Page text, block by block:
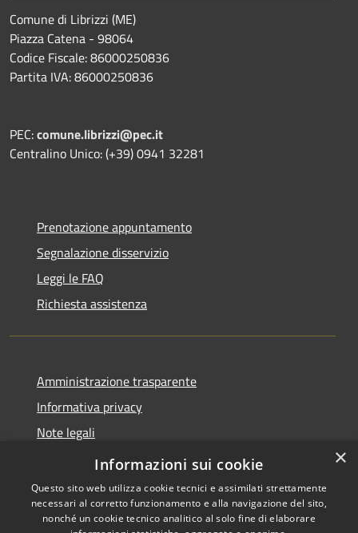
Comune di Librizzi (ME)
Piazza Catena - 98064
Codice Fiscale: 86000250836
Partita IVA: 86000250836
PEC:comune.librizzi@pec.it
Centralino Unico: (+39) 0941 32281
Prenotazione appuntamento
Segnalazione disservizio
Leggi le FAQ
Richiesta assistenza
Amministrazione trasparente
Informativa privacy
Note legali
Dichiarazione di accessibilità
×
Informazioni sui cookie
Questo sito web utilizza cookie tecnici e assimilati strettamente
necessari al corretto funzionamento e alla navigazione del sito,
nonché un cookie tecnico analitico al solo fine di elaborare